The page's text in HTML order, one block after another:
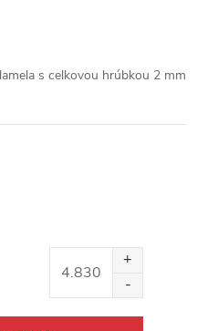
s celkovou hrúbkou 2 mm